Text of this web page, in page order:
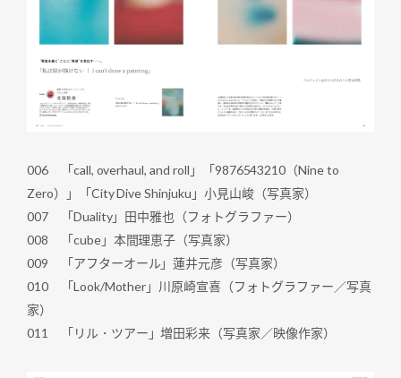
006 「call, overhaul, and roll」「9876543210（Nine to
Zero）」「City Dive Shinjuku」小見山峻（写真家）
007 「Duality」田中雅也（フォトグラファー）
008 「cube」本間理恵子（写真家）
009 「アフターオール」蓮井元彦（写真家）
010 「Look/Mother」川原崎宣喜（フォトグラファー／写真
家）
011 「リル・ツアー」増田彩来（写真家／映像作家）